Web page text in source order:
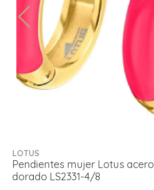
LOTUS
Pendientes mujer Lotus acero
dorado LS2331-4/8